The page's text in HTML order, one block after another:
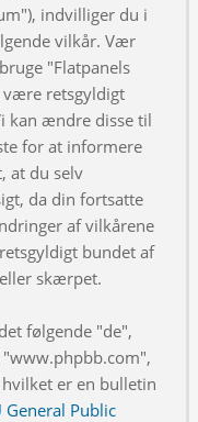
indvilliger du i
vilkår. Vær
"Flatpanels
retsgyldigt
kan ændre disse til
for at informere
at du selv
da din fortsatte
af vilkårene
bundet af
skærpet.
følgende "de",
er en bulletin
General Public